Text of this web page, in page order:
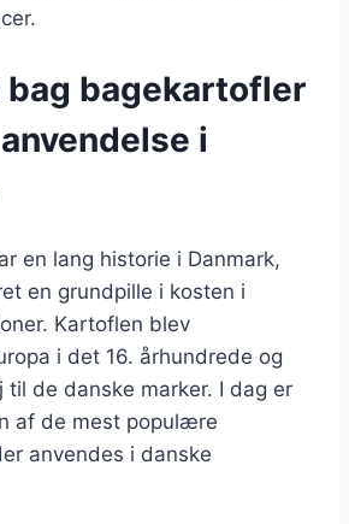
bagekartofler
i
en lang historie i Danmark,
en grundpille i kosten i
Kartoflen blev
i det 16. århundrede og
de danske marker. I dag er
af de mest populære
anvendes i danske